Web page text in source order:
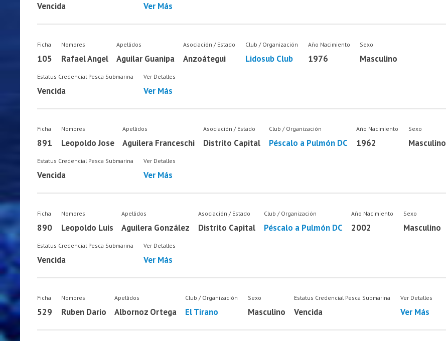
Vencida Ver Más
Ficha
105
Nombres
Rafael Angel
Apellidos
Aguilar Guanipa
Asociación / Estado
Anzoátegui
Club / Organización
Lidosub Club
Año Nacimiento
1976
Sexo
Masculino
Estatus Credencial Pesca Submarina
Vencida
Ver Detalles
Ver Más
Ficha
891
Nombres
Leopoldo Jose
Apellidos
Aguilera Franceschi
Asociación / Estado
Distrito Capital
Club / Organización
Péscalo a Pulmón DC
Año Nacimiento
1962
Sexo
Masculino
Estatus Credencial Pesca Submarina
Vencida
Ver Detalles
Ver Más
Ficha
890
Nombres
Leopoldo Luis
Apellidos
Aguilera González
Asociación / Estado
Distrito Capital
Club / Organización
Péscalo a Pulmón DC
Año Nacimiento
2002
Sexo
Masculino
Estatus Credencial Pesca Submarina
Vencida
Ver Detalles
Ver Más
Ficha
529
Nombres
Ruben Dario
Apellidos
Albornoz Ortega
Club / Organización
El Tirano
Sexo
Masculino
Estatus Credencial Pesca Submarina
Vencida
Ver Detalles
Ver Más